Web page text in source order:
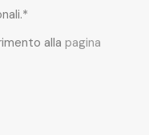
alla pagina